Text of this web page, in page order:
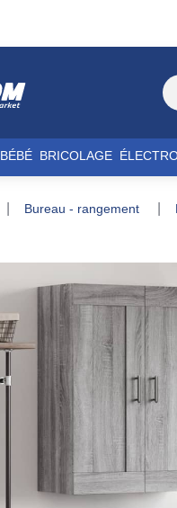
BÉBÉ BRICOLAGE
bureau - rangement